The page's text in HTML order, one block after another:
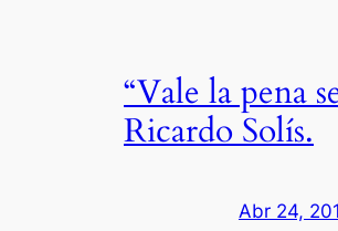
“Vale la pena
Ricardo Solís.
Abr 24,